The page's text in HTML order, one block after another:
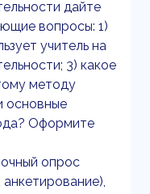
дайте
вопросы: 1)
учитель на
3) какое
методу
основные
Оформите
опрос